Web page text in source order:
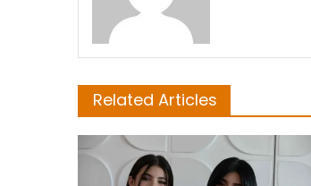
Related Articles